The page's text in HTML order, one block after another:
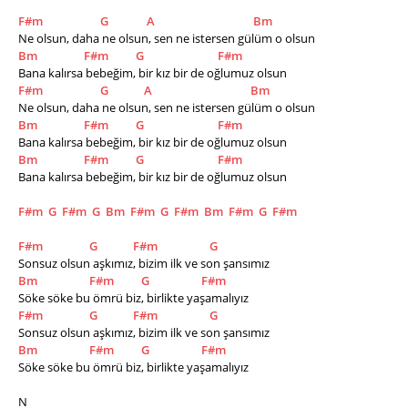
F#m G A
Bm
Ne olsun, daha ne olsun, sen ne istersen gülüm o olsun
Bm
F#m G
F#m
Bana kalırsa bebeğim, bir kız bir de oğlumuz olsun
F#m
G A
Bm
Ne olsun, daha ne olsun, sen ne istersen gülüm o olsun
Bm
F#m G
F#m
Bana kalırsa bebeğim, bir kız bir de oğlumuz olsun
Bm
F#m G
F#m
Bana kalırsa bebeğim, bir kız bir de oğlumuz olsun
F#m G F#m G Bm F#m G F#m Bm F#m G F#m
F#m G F#m
G
Sonsuz olsun aşkımız, bizim ilk ve son şansımız
Bm
F#m G
F#m
Söke söke bu ömrü biz, birlikte yaşamalıyız
F#m
G F#m
G
Sonsuz olsun aşkımız, bizim ilk ve son şansımız
Bm
F#m G
F#m
Söke söke bu ömrü biz, birlikte yaşamalıyız
N